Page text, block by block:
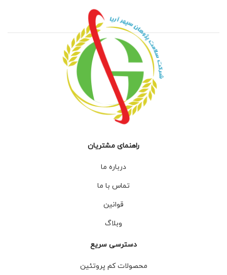
راهنمای مشتریان
درباره ما
تماس با ما
قوانین
وبلاگ
دسترسی سریع
محصولات کم پروتئین